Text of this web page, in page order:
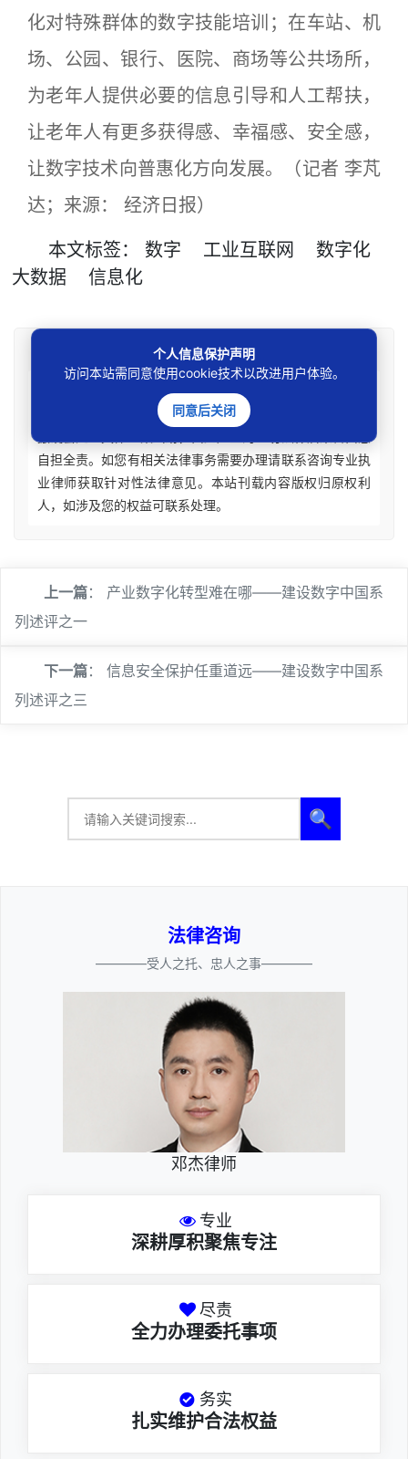
化对特殊群体的数字技能培训；在车站、机
场、公园、银行、医院、商场等公共场所，
为老年人提供必要的信息引导和人工帮扶，
让老年人有更多获得感、幸福感、安全感，
让数字技术向普惠化方向发展。（记者 李芃
达；来源： 经济日报）
本文标签： 数字 工业互联网
数字化
大数据
信息化
免责声明
本站所刊资讯仅为学术观点交流，不构成任何形式法律
意见建议。法律适用存在地域、时效、个案等差异，请勿生
自担全责。如您有相关法律事务需要办理请联系咨询专业执
业律师获取针对性法律意见。本站刊载内容版权归原权利
人，如涉及您的权益可联系处理。
上一篇： 产业数字化转型难在哪——建设数字中国系
列述评之一
下一篇： 信息安全保护任重道远——建设数字中国系
列述评之三
🔍
法律咨询
————受人之托、忠人之事————
邓杰律师
专业
深耕厚积聚焦专注
尽责
全力办理委托事项
务实
扎实维护合法权益
个人信息保护声明
访问本站需同意使用cookie技术以改进用户体验。
同意后关闭